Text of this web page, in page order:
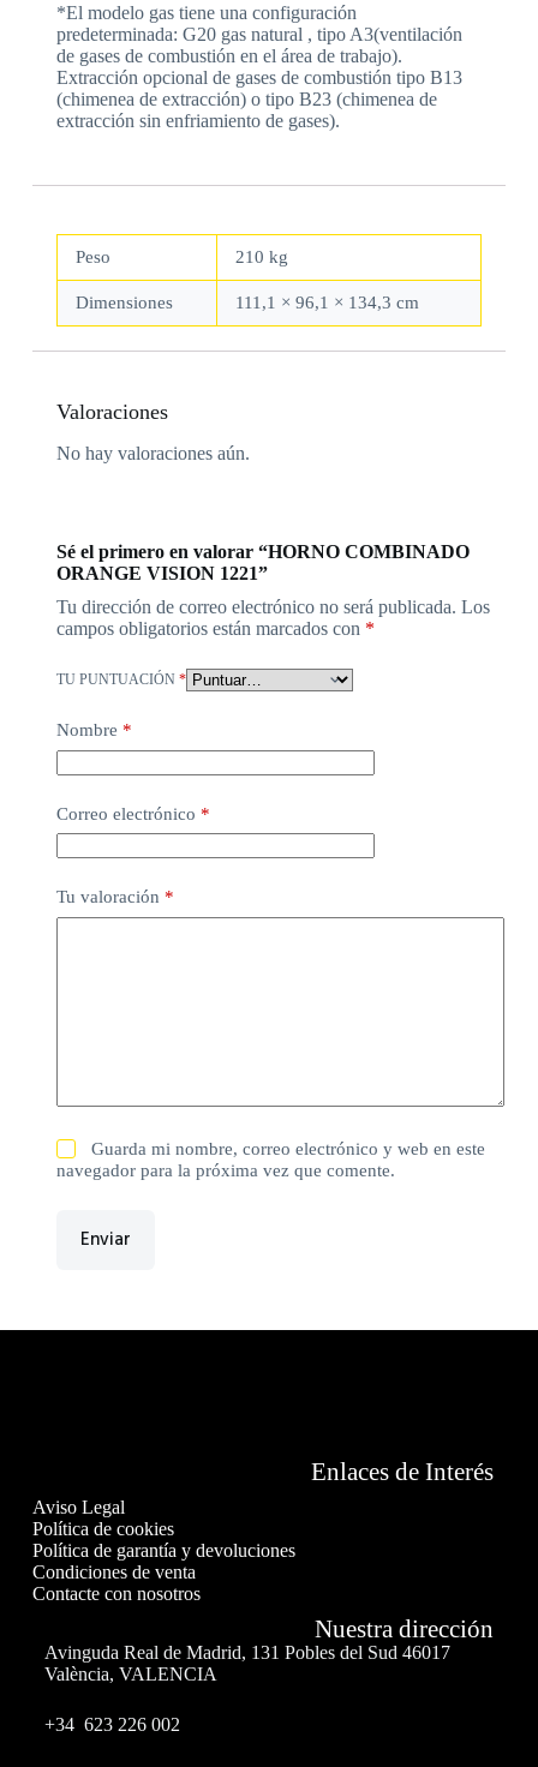
*El modelo gas tiene una configuración
predeterminada: G20 gas natural , tipo A3(ventilación
de gases de combustión en el área de trabajo).
Extracción opcional de gases de combustión tipo B13
(chimenea de extracción) o tipo B23 (chimenea de
extracción sin enfriamiento de gases).
Peso 210 kg
Dimensiones 111,1 × 96,1 × 134,3 cm
Valoraciones
No hay valoraciones aún.
Sé el primero en valorar “HORNO COMBINADO
ORANGE VISION 1221”
Tu dirección de correo electrónico no será publicada. Los
campos obligatorios están marcados con *
TU PUNTUACIÓN *
Nombre *
Correo electrónico *
Tu valoración *
Guarda mi nombre, correo electrónico y web en este
navegador para la próxima vez que comente.
Enviar
Enlaces de Interés
Aviso Legal
Política de cookies
Política de garantía y devoluciones
Condiciones de venta
Contacte con nosotros
Nuestra dirección
Avinguda Real de Madrid, 131 Pobles del Sud 46017
València, VALENCIA
+34 623 226 002